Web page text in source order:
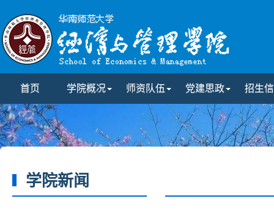
首页 学院概况 师资队伍 党建思政 招生
学院新闻